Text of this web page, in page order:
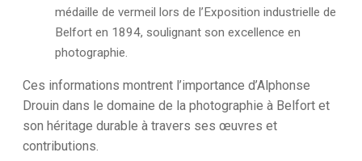
médaille de vermeil lors de l’Exposition industrielle de
Belfort en 1894, soulignant son excellence en
photographie.
Ces informations montrent l’importance d’Alphonse
Drouin dans le domaine de la photographie à Belfort et
son héritage durable à travers ses œuvres et
contributions.